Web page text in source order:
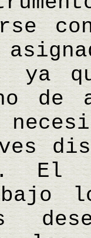
ya
de
El